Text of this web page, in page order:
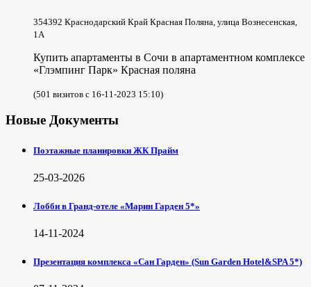
354392 Краснодарский Край Красная Поляна, улица Вознесенская,
1А
Купить апартаменты в Сочи в апартаментном комплексе
«Глэмпинг Парк» Красная поляна
(501 визитов с 16-11-2023 15:10)
Новые Документы
Поэтажные планировки ЖК Прайм
25-03-2026
Лобби в Гранд-отеле «Марин Гарден 5*»
14-11-2024
Презентация комплекса «Сан Гарден» (Sun Garden Hotel&SPA 5*)